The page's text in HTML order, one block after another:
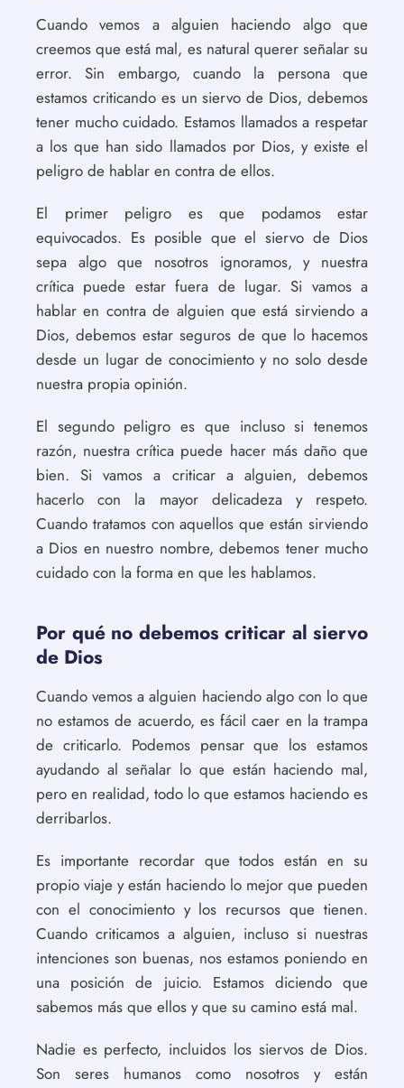
Cuando vemos a alguien haciendo algo que
creemos que está mal, es natural querer señalar su
error. Sin embargo, cuando la persona que
estamos criticando es un siervo de Dios, debemos
tener mucho cuidado. Estamos llamados a respetar
a los que han sido llamados por Dios, y existe el
peligro de hablar en contra de ellos.
El primer peligro es que podamos estar
equivocados. Es posible que el siervo de Dios
sepa algo que nosotros ignoramos, y nuestra
crítica puede estar fuera de lugar. Si vamos a
hablar en contra de alguien que está sirviendo a
Dios, debemos estar seguros de que lo hacemos
desde un lugar de conocimiento y no solo desde
nuestra propia opinión.
El segundo peligro es que incluso si tenemos
razón, nuestra crítica puede hacer más daño que
bien. Si vamos a criticar a alguien, debemos
hacerlo con la mayor delicadeza y respeto.
Cuando tratamos con aquellos que están sirviendo
a Dios en nuestro nombre, debemos tener mucho
cuidado con la forma en que les hablamos.
Por qué no debemos criticar al siervo
de Dios
Cuando vemos a alguien haciendo algo con lo que
no estamos de acuerdo, es fácil caer en la trampa
de criticarlo. Podemos pensar que los estamos
ayudando al señalar lo que están haciendo mal,
pero en realidad, todo lo que estamos haciendo es
derribarlos.
Es importante recordar que todos están en su
propio viaje y están haciendo lo mejor que pueden
con el conocimiento y los recursos que tienen.
Cuando criticamos a alguien, incluso si nuestras
intenciones son buenas, nos estamos poniendo en
una posición de juicio. Estamos diciendo que
sabemos más que ellos y que su camino está mal.
Nadie es perfecto, incluidos los siervos de Dios.
Son seres humanos como nosotros y están